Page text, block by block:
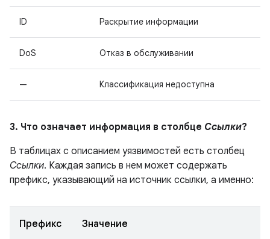
ID Раскрытие информации
DoS Отказ в обслуживании
— Классификация недоступна
3. Что означает информация в столбце Ссылки?
В таблицах с описанием уязвимостей есть столбец
Ссылки. Каждая запись в нем может содержать
префикс, указывающий на источник ссылки, а именно:
Префикс Значение